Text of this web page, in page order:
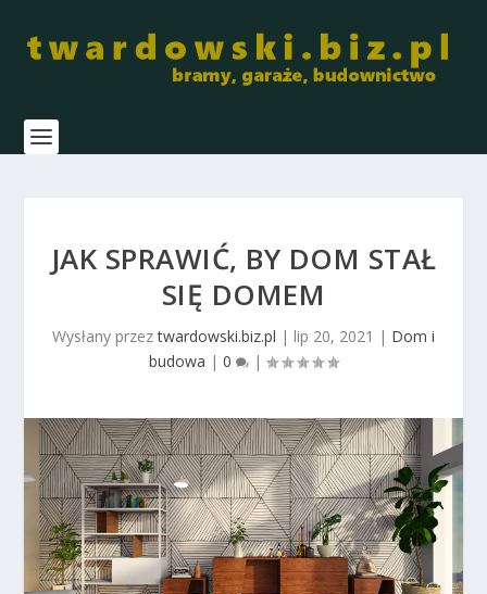
JAK SPRAWIĆ, BY DOM STAŁ
SIĘ DOMEM
Wysłany przeztwardowski.biz.pl | lip 20, 2021 | Dom i
budowa | 0 |